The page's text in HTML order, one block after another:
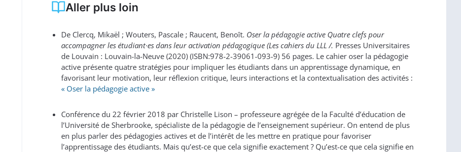
Aller plus loin
De Clercq, Mikaël ; Wouters, Pascale ; Raucent, Benoît. Oser la pédagogie active Quatre clefs pour
accompagner les étudiant·es dans leur activation pédagogique (Les cahiers du LLL /. Presses Universitaires
de Louvain : Louvain-la-Neuve (2020) (ISBN:978-2-39061-093-9) 56 pages. Le cahier oser la pédagogie
active présente quatre stratégies pour impliquer les étudiants dans un apprentissage dynamique, en
favorisant leur motivation, leur réflexion critique, leurs interactions et la contextualisation des activités :
« Oser la pédagogie active »
Conférence du 22 février 2018 par Christelle Lison – professeure agrégée de la Faculté d’éducation de
l’Université de Sherbrooke, spécialiste de la pédagogie de l’enseignement supérieur. On entend de plus
en plus parler des pédagogies actives et de l’intérêt de les mettre en pratique pour favoriser
l’apprentissage des étudiants. Mais qu’est-ce que cela signifie exactement ? Qu’est-ce que cela signifie en